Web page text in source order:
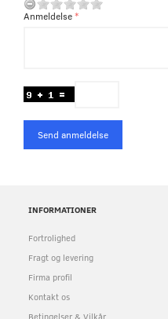
Anmeldelse
Send anmeldelse
INFORMATIONER
Fortrolighed
Fragt og levering
Firma profil
Kontakt os
Betingelser & Vilkår